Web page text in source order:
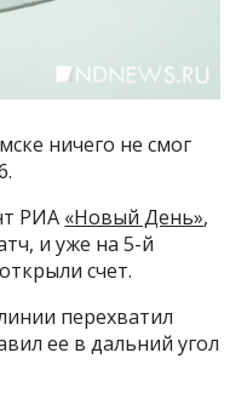
ничего не смог
РИА «Новый День»,
и уже на 5-й
счет.
перехватил
ее в дальний угол